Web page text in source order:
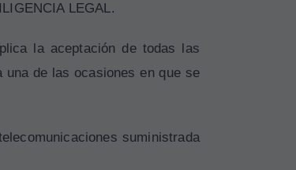
LEGAL.
la aceptación de todas las
una de las ocasiones en que se
suministrada